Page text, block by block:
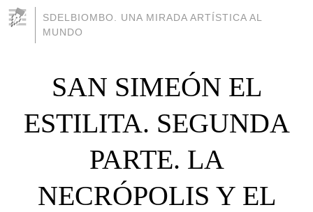
SDELBIOMBO. UNA MIRADA ARTÍSTICA AL
MUNDO
SAN SIMEÓN EL
ESTILITA. SEGUNDA
PARTE. LA
NECRÓPOLIS Y EL